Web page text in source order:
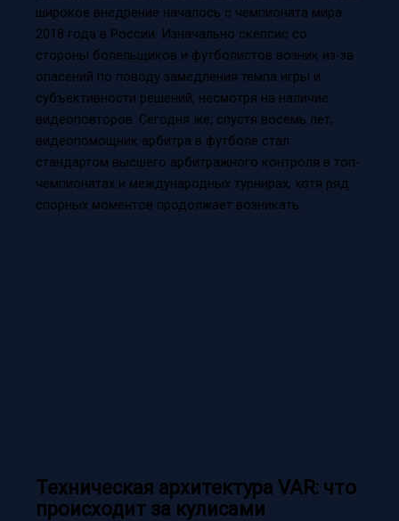
широкое внедрение началось с чемпионата мира
2018 года в России. Изначально скепсис со
стороны болельщиков и футболистов возник из-за
опасений по поводу замедления темпа игры и
субъективности решений, несмотря на наличие
видеоповторов. Сегодня же, спустя восемь лет,
видеопомощник арбитра в футболе стал
стандартом высшего арбитражного контроля в топ-
чемпионатах и международных турнирах, хотя ряд
спорных моментов продолжает возникать.
Техническая архитектура VAR: что
происходит за кулисами